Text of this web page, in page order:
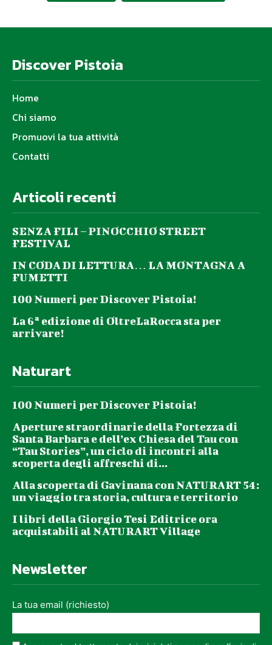
Discover Pistoia
Home
Chi siamo
Promuovi la tua attività
Contatti
Articoli recenti
SENZA FILI – PINOCCHIO STREET
FESTIVAL
IN CODA DI LETTURA… LA MONTAGNA A
FUMETTI
100 Numeri per Discover Pistoia!
La 6ª edizione di OltreLaRocca sta per
arrivare!
Naturart
100 Numeri per Discover Pistoia!
Aperture straordinarie della Fortezza di
Santa Barbara e dell’ex Chiesa del Tau con
“Tau Stories”, un ciclo di incontri alla
scoperta degli affreschi di...
Alla scoperta di Gavinana con NATURART 54:
un viaggio tra storia, cultura e territorio
I libri della Giorgio Tesi Editrice ora
acquistabili al NATURART Village
Newsletter
La tua email (richiesto)